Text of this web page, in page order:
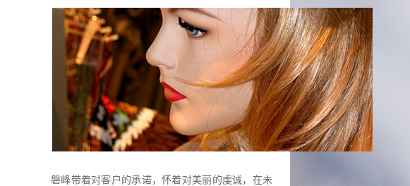
磐峰带着对客户的承诺，怀着对美丽的虔诚，在未